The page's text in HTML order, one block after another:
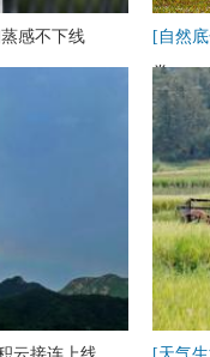
感不下线
[自然
卷